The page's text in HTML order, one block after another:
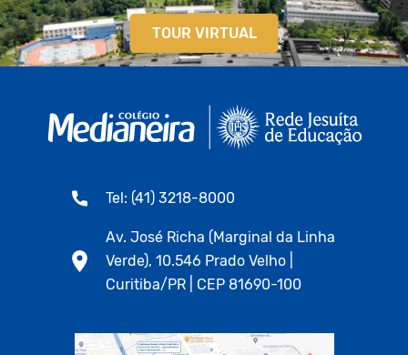
TOUR VIRTUAL
Tel: (41) 3218-8000
Av. José Richa (Marginal da Linha
Verde), 10.546 Prado Velho |
Curitiba/PR | CEP 81690-100